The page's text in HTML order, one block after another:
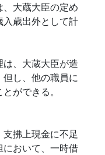
大蔵大臣の定め
歳出外として計
、大蔵大臣が造
し、他の職員に
ができる。
拂上現金に不足
おいて、一時借